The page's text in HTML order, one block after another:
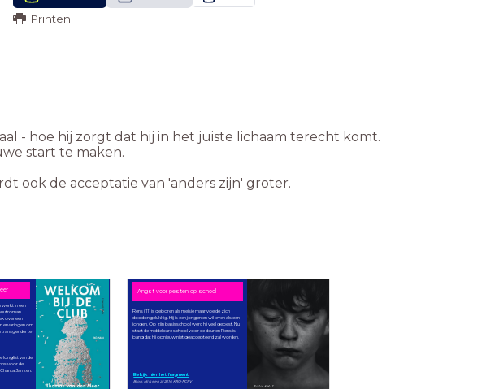
Printen
- hoe hij zorgt dat hij in het juiste lichaam terecht komt.
start te maken.
ook de acceptatie van 'anders zijn' groter.
werkt in een
over een
ervaringen om
transgender te
longlist van de
voor de
Janzen.
Angst voor pesten op school
Foto: Kat-J
Rens (11) is geboren als meisje maar voelde zich
doodongelukkig. Hij is een jongen en wil leven als een
jongen. Op zijn basisschool werd hij veel gepest. Nu
staat de middelbare school voor de deur en Rens is
bang dat hij opnieuw niet geaccepteerd zal worden.
Bekijk hier het fragment
Bron: Hij is een zij 2016 KRO-NCRV